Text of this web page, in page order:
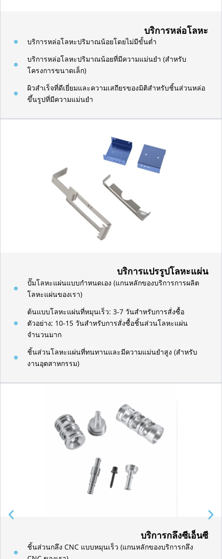
บริการหล่อโลหะ
บริการหล่อโลหะปริมาณน้อยโดยไม่มีขั้นต่ำ
บริการหล่อโลหะปริมาณน้อยที่มีความแม่นยำ (สำหรับ
โครงการขนาดเล็ก)
ผิวสำเร็จที่ดีเยี่ยมและความเสถียรของมิติสำหรับชิ้นส่วนหล่อ
ขึ้นรูปที่มีความแม่นยำ
บริการแปรรูปโลหะแผ่น
ปั๊มโลหะแผ่นแบบกำหนดเอง (แกนหลักของบริการการผลิต
โลหะแผ่นของเรา)
ต้นแบบโลหะแผ่นที่หมุนเร็ว: 3-7 วันสำหรับการสั่งซื้อ
ตัวอย่าง; 10-15 วันสำหรับการสั่งซื้อชิ้นส่วนโลหะแผ่น
จำนวนมาก
ชิ้นส่วนโลหะแผ่นที่ทนทานและมีความแม่นยำสูง (สำหรับ
งานอุตสาหกรรม)
บริการกลึงซีเอ็นซี
ชิ้นส่วนกลึง CNC แบบหมุนเร็ว (แกนหลักของบริการกลึง